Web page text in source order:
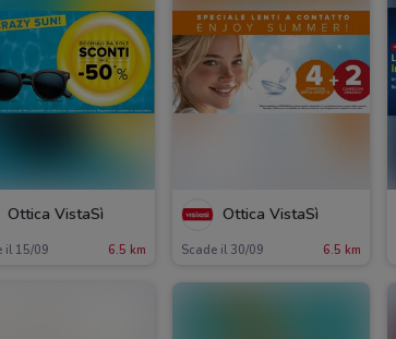
Ottica VistaSì
il 15/09 6.5 km
Ottica VistaSì
Scade il 30/09 6.5 km